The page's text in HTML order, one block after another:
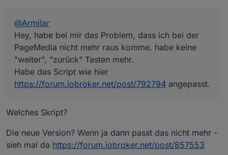
@Armilar
Hey, habe bei mir das Problem, dass ich bei der
PageMedia nicht mehr raus komme. habe keine
"weiter", "zurück" Tasten mehr.
Habe das Script wie hier
https://forum.iobroker.net/post/792794 angepasst.
Welches Skript?
Die neue Version? Wenn ja dann passt das nicht mehr -
sieh mal da https://forum.iobroker.net/post/857553